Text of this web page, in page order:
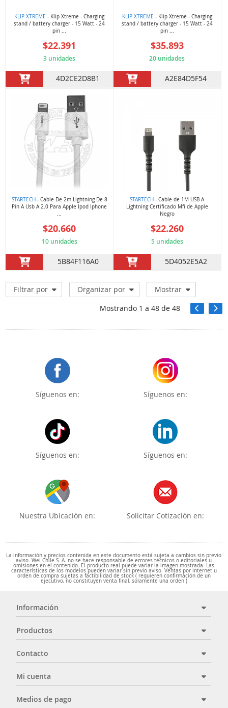
KLIP XTREME - Klip Xtreme - Charging
stand / battery charger - 15 Watt - 24
pin ...
$22.391
3 unidades
4D2CE2D8B1
KLIP XTREME - Klip Xtreme - Charging
stand / battery charger - 15 Watt - 24
pin ...
$35.893
20 unidades
A2E84D5F54
STARTECH - Cable De 2m Lightning De 8
Pin A Usb A 2.0 Para Apple Ipod Iphone
...
$20.660
10 unidades
5B84F116A0
STARTECH - Cable de 1M USB A
Lightning Certificado Mfi de Apple
Negro
$22.260
5 unidades
5D4052E5A2
Filtrar por Organizar por
Mostrar
Mostrando 1 a 48de 48
Síguenos en: Síguenos en:
Síguenos en: Síguenos en:
Nuestra Ubicación en: Solicitar Cotización en:
La información y precios contenida en este documento está sujeta a cambios sin previo
aviso. Wei Chile S. A. no se hace responsable de errores técnicos o editoriales u
omisiones en el contenido. El producto real puede variar la imagen mostrada. Las
características de los modelos pueden variar sin previo aviso. Ventas por internet u
orden de compra sujetas a factibilidad de stock ( requieren confirmación de un
ejecutivo, no constituyen venta final, solamente una orden )
Información
Productos
Contacto
Mi cuenta
Medios de pago